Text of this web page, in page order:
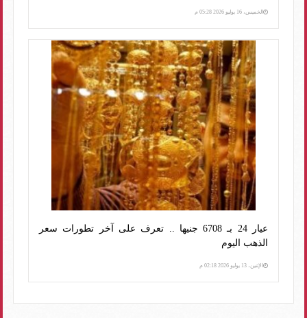
الخميس، 16 يوليو 2026 05:28 م
عيار 24 بـ 6708 جنيها .. تعرف على آخر تطورات سعر
الذهب اليوم
الإثنين، 13 يوليو 2026 02:18 م